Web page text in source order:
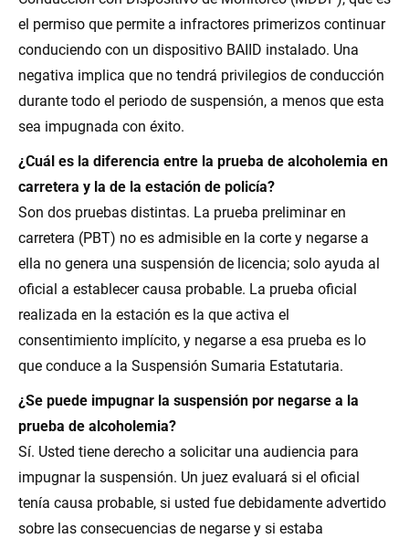
el permiso que permite a infractores primerizos continuar
conduciendo con un dispositivo BAIID instalado. Una
negativa implica que no tendrá privilegios de conducción
durante todo el periodo de suspensión, a menos que esta
sea impugnada con éxito.
¿Cuál es la diferencia entre la prueba de alcoholemia en
carretera y la de la estación de policía?
Son dos pruebas distintas. La prueba preliminar en
carretera (PBT) no es admisible en la corte y negarse a
ella no genera una suspensión de licencia; solo ayuda al
oficial a establecer causa probable. La prueba oficial
realizada en la estación es la que activa el
consentimiento implícito, y negarse a esa prueba es lo
que conduce a la Suspensión Sumaria Estatutaria.
¿Se puede impugnar la suspensión por negarse a la
prueba de alcoholemia?
Sí. Usted tiene derecho a solicitar una audiencia para
impugnar la suspensión. Un juez evaluará si el oficial
tenía causa probable, si usted fue debidamente advertido
sobre las consecuencias de negarse y si estaba